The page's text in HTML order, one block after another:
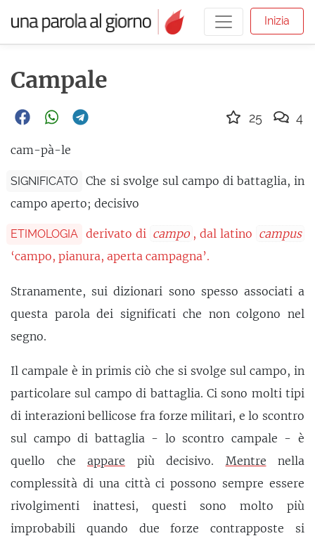
Inizia
Campale
cam-pà-le
SIGNIFICATO
Che si svolge sul campo di battaglia, in
campo aperto; decisivo
ETIMOLOGIA derivato di campo , dal latino campus
‘campo, pianura, aperta campagna’.
Stranamente, sui dizionari sono spesso associati a
questa parola dei significati che non colgono nel
segno.
Il campale è in primis ciò che si svolge sul campo, in
particolare sul campo di battaglia. Ci sono molti tipi
di interazioni bellicose fra forze militari, e lo scontro
sul campo di battaglia - lo scontro campale - è
quello che appare più decisivo. Mentre nella
complessità di una città ci possono sempre essere
rivolgimenti inattesi, questi sono molto più
improbabili quando due forze contrapposte si
25 4